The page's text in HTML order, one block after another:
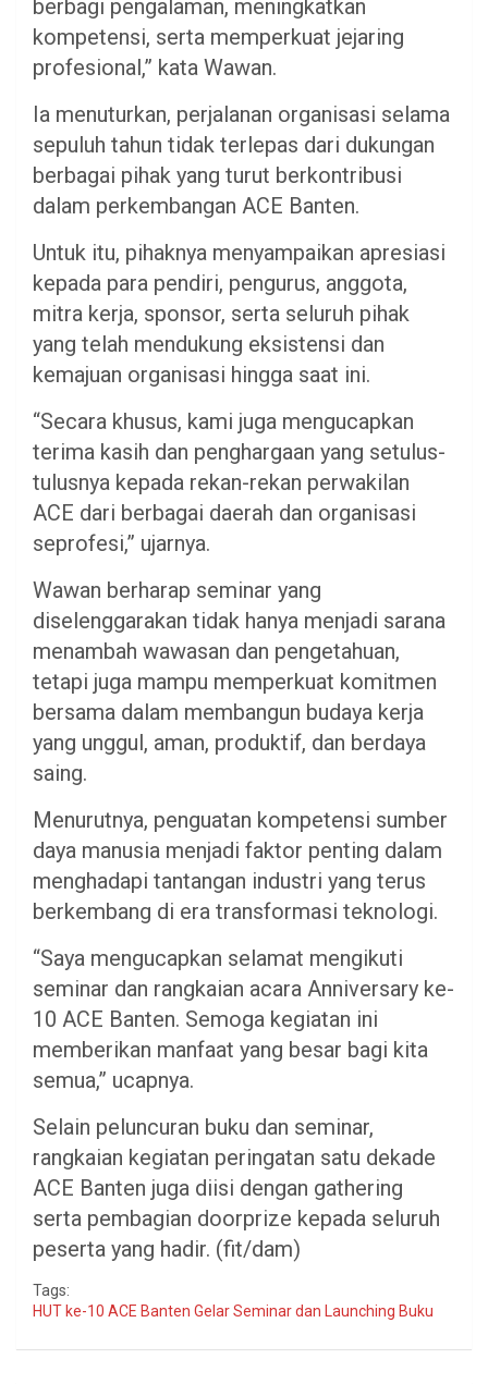
berbagi pengalaman, meningkatkan
kompetensi, serta memperkuat jejaring
profesional,” kata Wawan.
Ia menuturkan, perjalanan organisasi selama
sepuluh tahun tidak terlepas dari dukungan
berbagai pihak yang turut berkontribusi
dalam perkembangan ACE Banten.
Untuk itu, pihaknya menyampaikan apresiasi
kepada para pendiri, pengurus, anggota,
mitra kerja, sponsor, serta seluruh pihak
yang telah mendukung eksistensi dan
kemajuan organisasi hingga saat ini.
“Secara khusus, kami juga mengucapkan
terima kasih dan penghargaan yang setulus-
tulusnya kepada rekan-rekan perwakilan
ACE dari berbagai daerah dan organisasi
seprofesi,” ujarnya.
Wawan berharap seminar yang
diselenggarakan tidak hanya menjadi sarana
menambah wawasan dan pengetahuan,
tetapi juga mampu memperkuat komitmen
bersama dalam membangun budaya kerja
yang unggul, aman, produktif, dan berdaya
saing.
Menurutnya, penguatan kompetensi sumber
daya manusia menjadi faktor penting dalam
menghadapi tantangan industri yang terus
berkembang di era transformasi teknologi.
“Saya mengucapkan selamat mengikuti
seminar dan rangkaian acara Anniversary ke-
10 ACE Banten. Semoga kegiatan ini
memberikan manfaat yang besar bagi kita
semua,” ucapnya.
Selain peluncuran buku dan seminar,
rangkaian kegiatan peringatan satu dekade
ACE Banten juga diisi dengan gathering
serta pembagian doorprize kepada seluruh
peserta yang hadir. (fit/dam)
Tags:
HUT ke-10 ACE Banten Gelar Seminar dan Launching Buku